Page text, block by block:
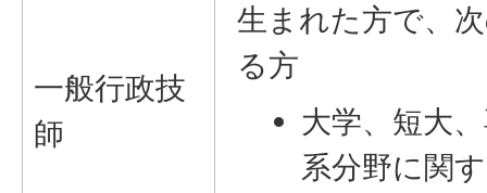
一般行政技
師
生まれた方で、
る方
大学、短大
系分野に関